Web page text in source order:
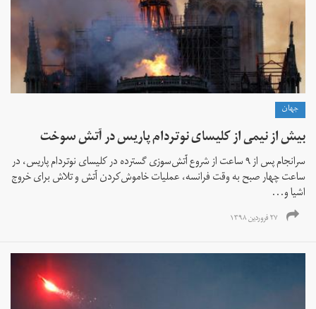
جهان
بیش از نیمی از کلیسای نوتردام پاریس در آتش سوخت
سرانجام پس از ۹ ساعت از شروع آتش‌سوزی گسترده در کلیسای نوتردام پاریس، در
ساعت چهار صبح به وقت فرانسه، عملیات خاموش‌کردن آتش و تلاش برای خروج
اشیا و...
۲۷ فروردین ۱۳۹۸